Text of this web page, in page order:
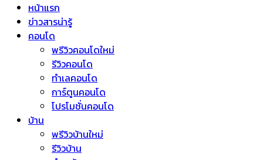
หน้าแรก
ข่าวสารน่ารู้
คอนโด
พรีวิวคอนโดใหม่
รีวิวคอนโด
ทำเลคอนโด
การ์ตูนคอนโด
โปรโมชั่นคอนโด
บ้าน
พรีวิวบ้านใหม่
รีวิวบ้าน